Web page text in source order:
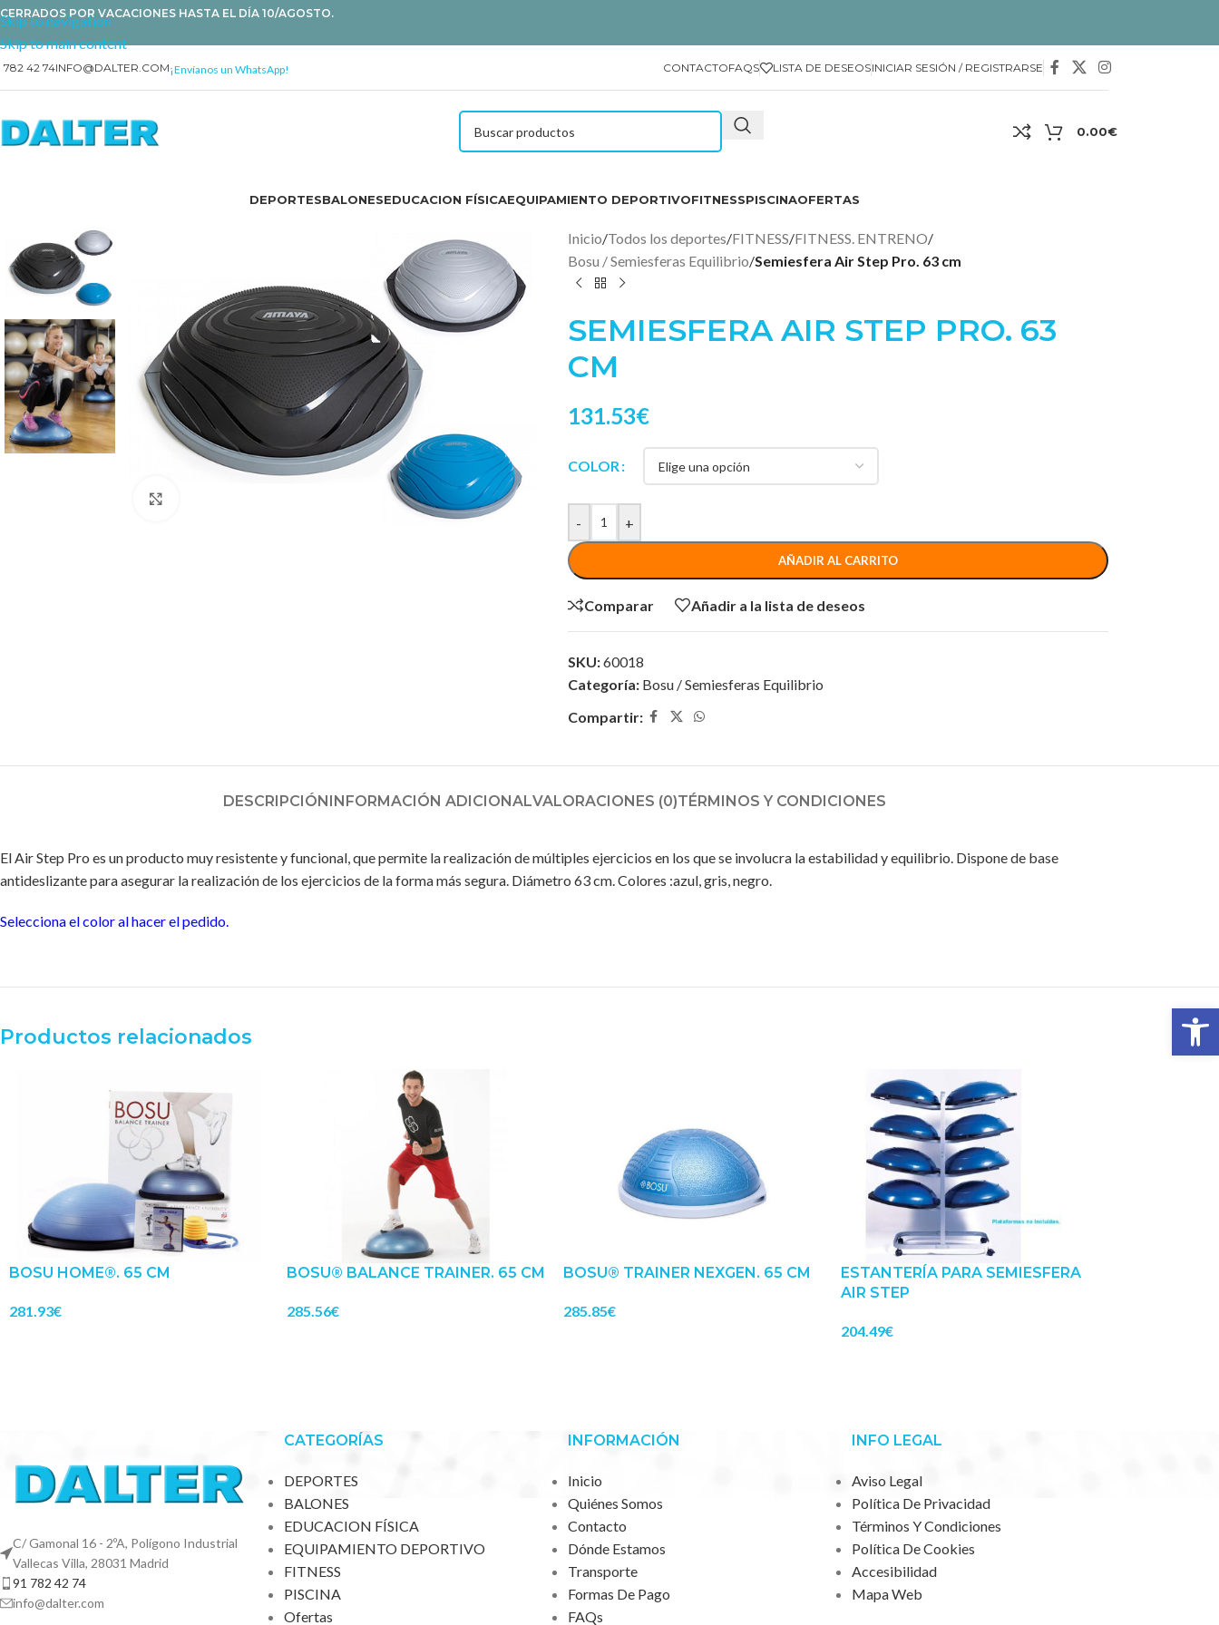
Skip to navigation
Skip to main content
CERRADOS POR VACACIONES HASTA EL DÍA 10/AGOSTO.
782 42 74INFO@DALTER.COM¡Envíanos un WhatsApp! CONTACTOFAQS LISTA DE DESEOSINICIAR SESIÓN / REGISTRARSE
0.00€
DEPORTESBALONESEDUCACION FÍSICAEQUIPAMIENTO DEPORTIVOFITNESSPISCINAOFERTAS
Inicio/Todos los deportes/FITNESS/FITNESS. ENTRENO/
Bosu / Semiesferas Equilibrio/Semiesfera Air Step Pro. 63 cm
SEMIESFERA AIR STEP PRO. 63
CM
131.53€
COLOR
- +
AÑADIR AL CARRITO
Comparar Añadir a la lista de deseos
SKU:60018
Categoría: Bosu / Semiesferas Equilibrio
Compartir:
DESCRIPCIÓNINFORMACIÓN ADICIONALVALORACIONES (0)TÉRMINOS Y CONDICIONES
El Air Step Pro es un producto muy resistente y funcional, que permite la realización de múltiples ejercicios en los que se involucra la estabilidad y equilibrio. Dispone de base
antideslizante para asegurar la realización de los ejercicios de la forma más segura. Diámetro 63 cm. Colores :azul, gris, negro.
Selecciona el color al hacer el pedido.
Productos relacionados
BOSU HOME®. 65 CM
281.93€
BOSU® BALANCE TRAINER. 65 CM
285.56€
BOSU® TRAINER NEXGEN. 65 CM
285.85€
ESTANTERÍA PARA SEMIESFERA
AIR STEP
204.49€
C/ Gamonal 16 - 2ºA, Polígono Industrial
Vallecas Villa, 28031 Madrid
91 782 42 74
info@dalter.com
CATEGORÍAS
DEPORTES
BALONES
EDUCACION FÍSICA
EQUIPAMIENTO DEPORTIVO
FITNESS
PISCINA
Ofertas
INFORMACIÓN
Inicio
Quiénes Somos
Contacto
Dónde Estamos
Transporte
Formas De Pago
FAQs
INFO LEGAL
Aviso Legal
Política De Privacidad
Términos Y Condiciones
Política De Cookies
Accesibilidad
Mapa Web
Abrir